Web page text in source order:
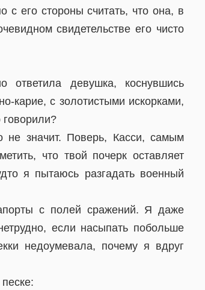
его стороны считать, что она, в
свидетельстве его чисто
девушка, коснувшись
карие, с золотистыми искорками,
значит. Поверь, Касси, самым
что твой почерк оставляет
я пытаюсь разгадать военный
с полей сражений. Я даже
если насыпать побольше
недоумевала, почему я вдруг